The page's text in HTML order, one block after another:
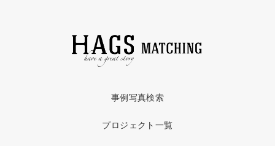
事例写真検索
プロジェクト一覧